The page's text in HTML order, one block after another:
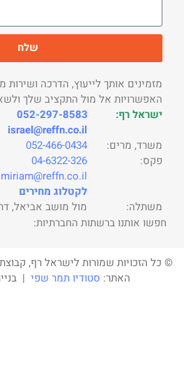
מזמינים אותך לייעוץ, הדרכה ושירות מכל
האפשרויות אל מול התקציב שלך
ישראל רף:
052-297-8583
israel@reffn.co.il
משרד, מרים:052-466-0434
פקס:
04-6322-326
miriam@reffn.co.il
לקטלוג מחירים
משתלה: מול מושב אביאל, דרך
אותנו ברשתות החברתיות:
הזכויות שמורות לישראל רף, קבוצת
האתר:סטודיו תמר שפי | בניית